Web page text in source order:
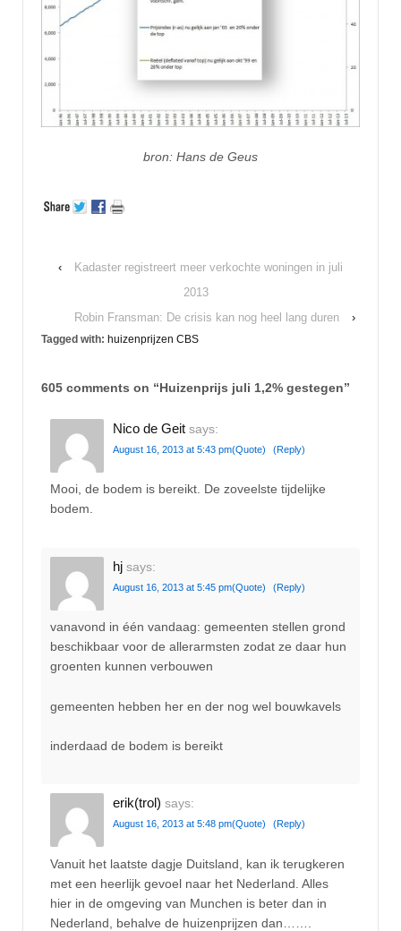
bron: Hans de Geus
‹
Kadaster registreert meer verkochte woningen in juli
2013
Robin Fransman: De crisis kan nog heel lang duren
›
Tagged with: huizenprijzen CBS
605 comments on “Huizenprijs juli 1,2% gestegen”
Nico de Geit says:
August 16, 2013 at 5:43 pm(Quote) (Reply)
Mooi, de bodem is bereikt. De zoveelste tijdelijke
bodem.
hj says:
August 16, 2013 at 5:45 pm(Quote) (Reply)
vanavond in één vandaag: gemeenten stellen grond
beschikbaar voor de allerarmsten zodat ze daar hun
groenten kunnen verbouwen
gemeenten hebben her en der nog wel bouwkavels
inderdaad de bodem is bereikt
erik(trol) says:
August 16, 2013 at 5:48 pm(Quote) (Reply)
Vanuit het laatste dagje Duitsland, kan ik terugkeren
met een heerlijk gevoel naar het Nederland. Alles
hier in de omgeving van Munchen is beter dan in
Nederland, behalve de huizenprijzen dan…….